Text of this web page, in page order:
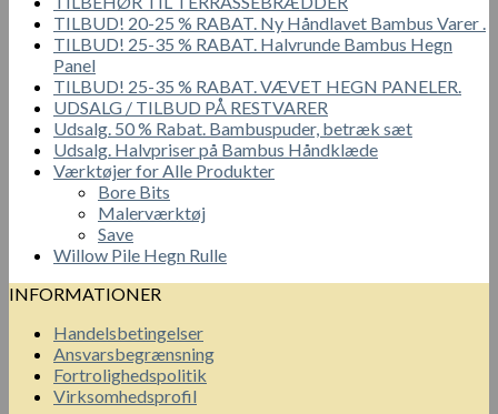
TILBUD! 20-25 % RABAT. Ny Håndlavet Bambus Varer .
TILBUD! 25-35 % RABAT. Halvrunde Bambus Hegn
Panel
TILBUD! 25-35 % RABAT. VÆVET HEGN PANELER.
UDSALG / TILBUD PÅ RESTVARER
Udsalg. 50 % Rabat. Bambuspuder, betræk sæt
Udsalg. Halvpriser på Bambus Håndklæde
Værktøjer for Alle Produkter
Bore Bits
Malerværktøj
Save
Willow Pile Hegn Rulle
INFORMATIONER
Handelsbetingelser
Ansvarsbegrænsning
Fortrolighedspolitik
Virksomhedsprofil